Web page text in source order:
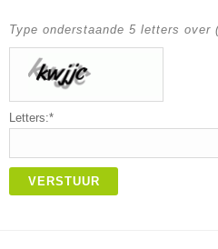
Type onderstaande 5 letters over
Letters:*
VERSTUUR